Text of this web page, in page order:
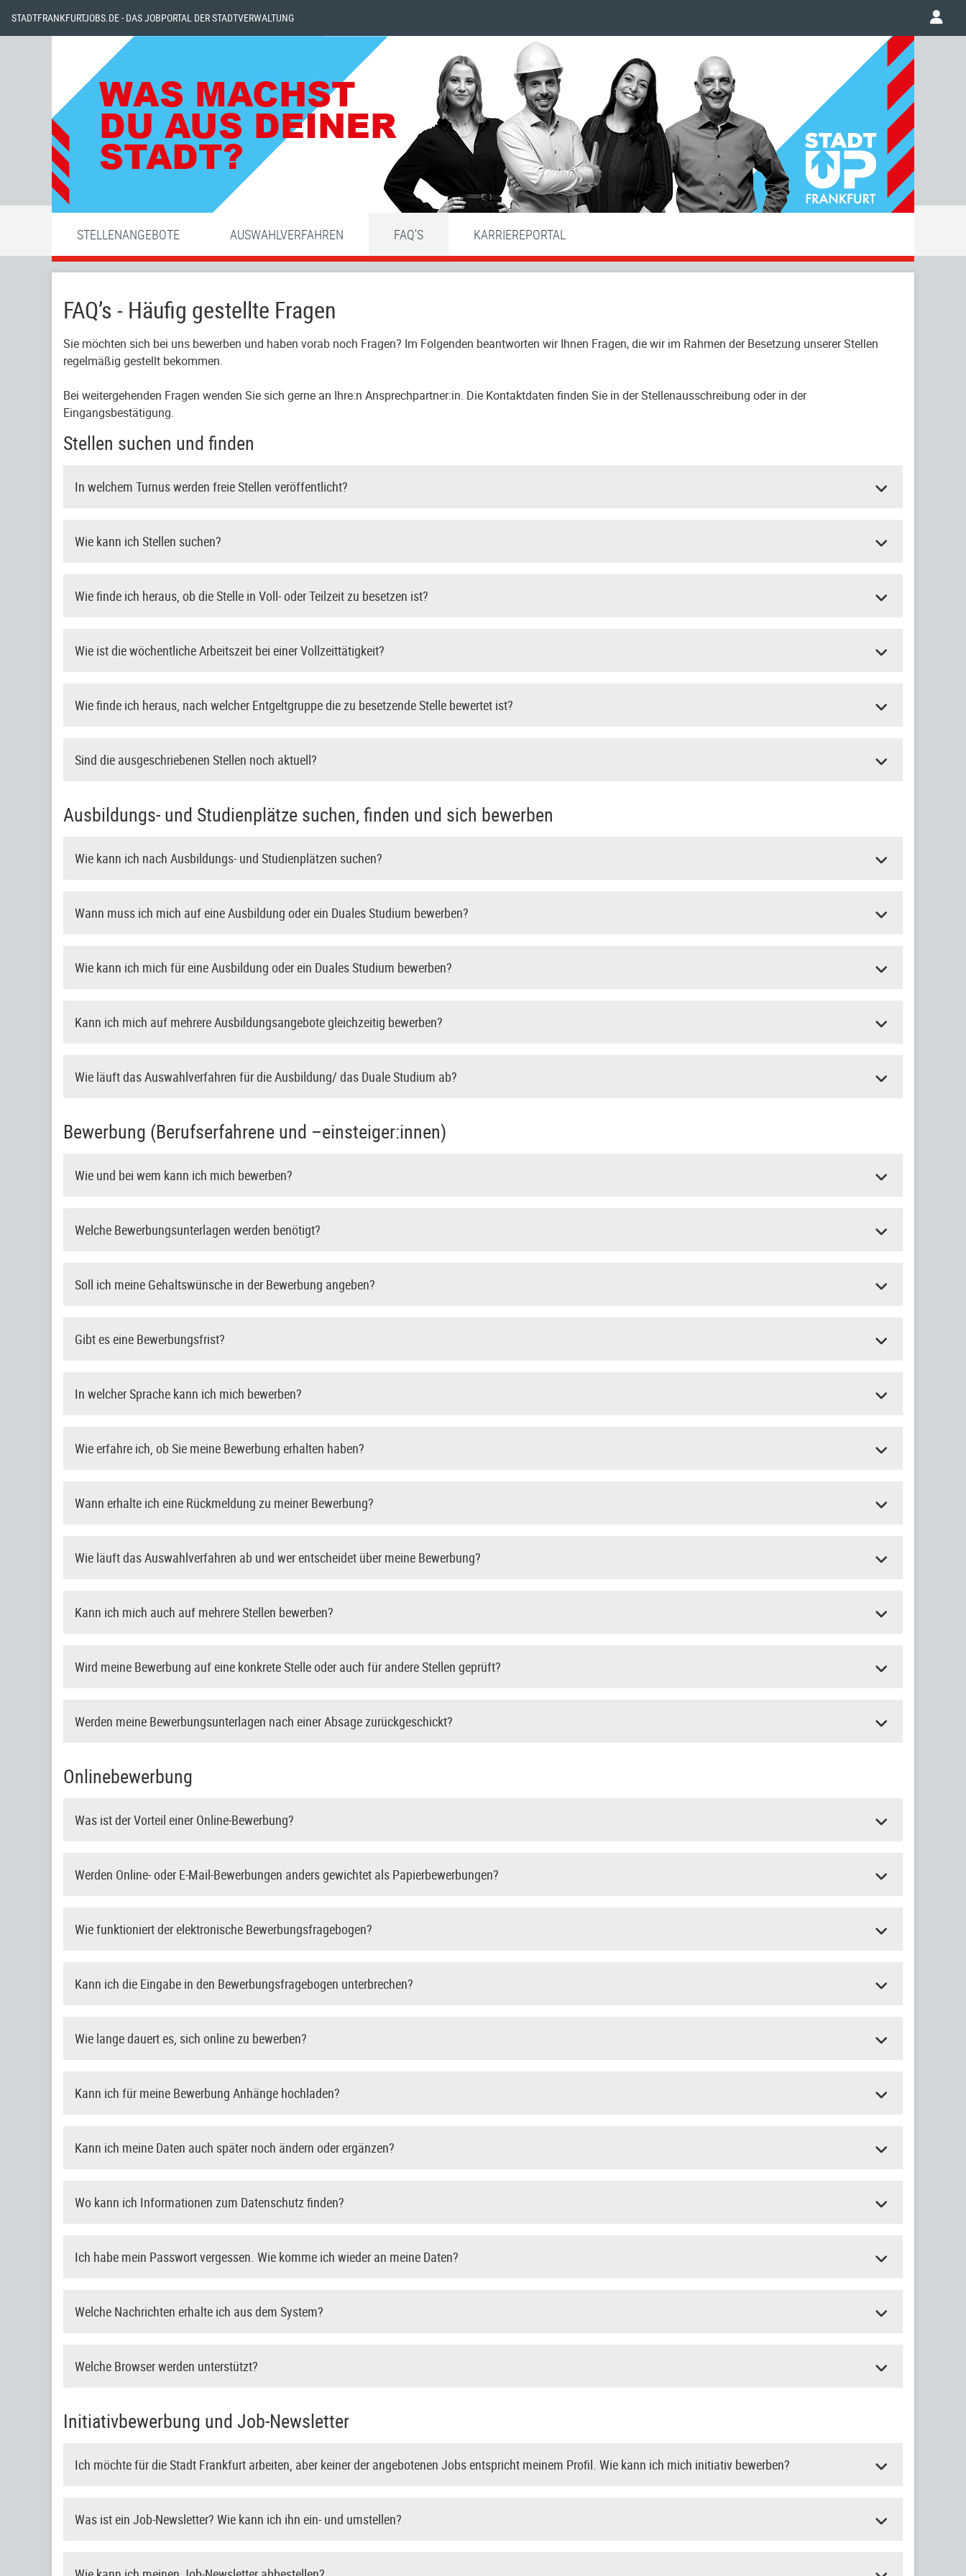
STADTFRANKFURTJOBS.DE - DAS JOBPORTAL DER STADTVERWALTUNG
STELLENANGEBOTE AUSWAHLVERFAHREN FAQ'S KARRIEREPORTAL
FAQ’s - Häufig gestellte Fragen
Sie möchten sich bei uns bewerben und haben vorab noch Fragen? Im Folgenden beantworten wir Ihnen Fragen, die wir im Rahmen der Besetzung unserer Stellen
regelmäßig gestellt bekommen.
Bei weitergehenden Fragen wenden Sie sich gerne an Ihre:n Ansprechpartner:in. Die Kontaktdaten finden Sie in der Stellenausschreibung oder in der
Eingangsbestätigung.
Stellen suchen und finden
In welchem Turnus werden freie Stellen veröffentlicht?
Wie kann ich Stellen suchen?
Wie finde ich heraus, ob die Stelle in Voll- oder Teilzeit zu besetzen ist?
Wie ist die wöchentliche Arbeitszeit bei einer Vollzeittätigkeit?
Wie finde ich heraus, nach welcher Entgeltgruppe die zu besetzende Stelle bewertet ist?
Sind die ausgeschriebenen Stellen noch aktuell?
Ausbildungs- und Studienplätze suchen, finden und sich bewerben
Wie kann ich nach Ausbildungs- und Studienplätzen suchen?
Wann muss ich mich auf eine Ausbildung oder ein Duales Studium bewerben?
Wie kann ich mich für eine Ausbildung oder ein Duales Studium bewerben?
Kann ich mich auf mehrere Ausbildungsangebote gleichzeitig bewerben?
Wie läuft das Auswahlverfahren für die Ausbildung/ das Duale Studium ab?
Bewerbung (Berufserfahrene und –einsteiger:innen)
Wie und bei wem kann ich mich bewerben?
Welche Bewerbungsunterlagen werden benötigt?
Soll ich meine Gehaltswünsche in der Bewerbung angeben?
Gibt es eine Bewerbungsfrist?
In welcher Sprache kann ich mich bewerben?
Wie erfahre ich, ob Sie meine Bewerbung erhalten haben?
Wann erhalte ich eine Rückmeldung zu meiner Bewerbung?
Wie läuft das Auswahlverfahren ab und wer entscheidet über meine Bewerbung?
Kann ich mich auch auf mehrere Stellen bewerben?
Wird meine Bewerbung auf eine konkrete Stelle oder auch für andere Stellen geprüft?
Werden meine Bewerbungsunterlagen nach einer Absage zurückgeschickt?
Onlinebewerbung
Was ist der Vorteil einer Online-Bewerbung?
Werden Online- oder E-Mail-Bewerbungen anders gewichtet als Papierbewerbungen?
Wie funktioniert der elektronische Bewerbungsfragebogen?
Kann ich die Eingabe in den Bewerbungsfragebogen unterbrechen?
Wie lange dauert es, sich online zu bewerben?
Kann ich für meine Bewerbung Anhänge hochladen?
Kann ich meine Daten auch später noch ändern oder ergänzen?
Wo kann ich Informationen zum Datenschutz finden?
Ich habe mein Passwort vergessen. Wie komme ich wieder an meine Daten?
Welche Nachrichten erhalte ich aus dem System?
Welche Browser werden unterstützt?
Initiativbewerbung und Job-Newsletter
Ich möchte für die Stadt Frankfurt arbeiten, aber keiner der angebotenen Jobs entspricht meinem Profil. Wie kann ich mich initiativ bewerben?
Was ist ein Job-Newsletter? Wie kann ich ihn ein- und umstellen?